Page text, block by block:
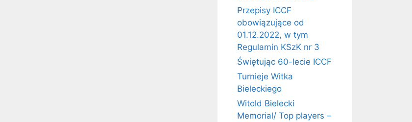
Przepisy ICCF
obowiązujące od
01.12.2022, w tym
Regulamin KSzK nr 3
Świętując 60-lecie ICCF
Turnieje Witka
Bieleckiego
Witold Bielecki
Memorial/ Top players –